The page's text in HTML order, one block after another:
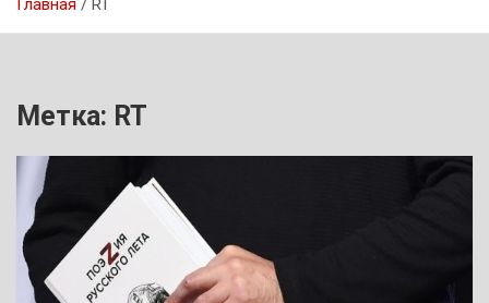
Главная RT
Метка: RT